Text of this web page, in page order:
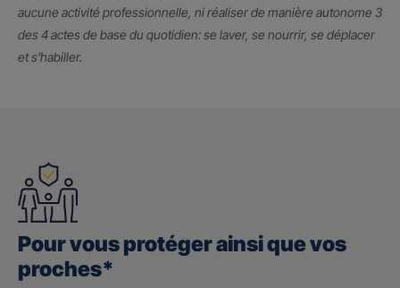
aucune activité professionnelle, ni réaliser de manière autonome 3
des 4 actes de base du quotidien: se laver, se nourrir, se déplacer
et s’habiller.
Pour vous protéger ainsi que vos
proches*